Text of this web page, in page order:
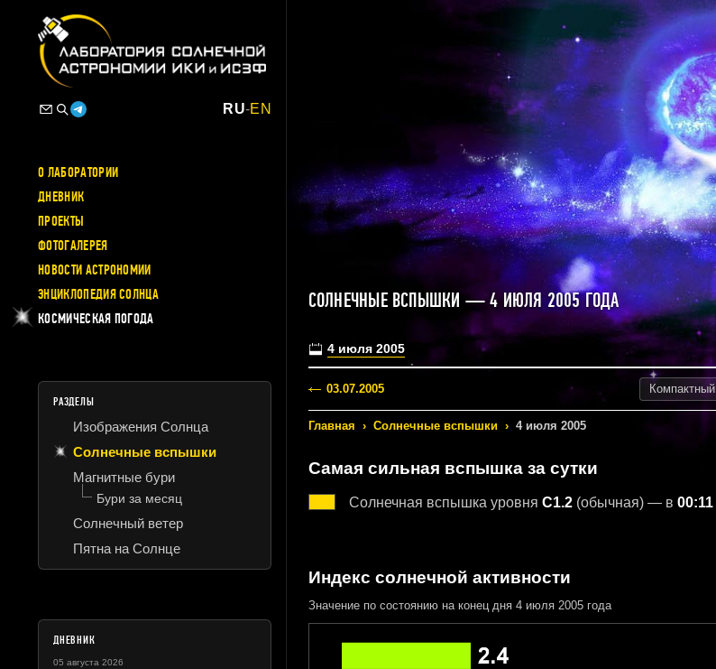
RU-EN
О ЛАБОРАТОРИИ
ДНЕВНИК
ПРОЕКТЫ
ФОТОГАЛЕРЕЯ
НОВОСТИ АСТРОНОМИИ
ЭНЦИКЛОПЕДИЯ СОЛНЦА
КОСМИЧЕСКАЯ ПОГОДА
РАЗДЕЛЫ
Изображения Солнца
Солнечные вспышки
Магнитные бури
Бури за месяц
Солнечный ветер
Пятна на Солнце
ДНЕВНИК
05 августа 2026
СОЛНЕЧНЫЕ ВСПЫШКИ — 4 ИЮЛЯ 2005 ГОДА
4 июля 2005
03.07.2005 Компактный
Главная › Солнечные вспышки › 4 июля 2005
Самая сильная вспышка за сутки
Солнечная вспышка уровня C1.2(обычная) — в 00:11
Индекс солнечной активности
Значение по состоянию на конец дня 4 июля 2005 года